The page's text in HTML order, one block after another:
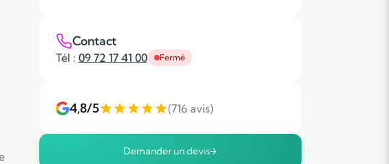
Contact
Tél : 09 72 17 41 00 Fermé
4,8/5 (716 avis)
Demander un devis